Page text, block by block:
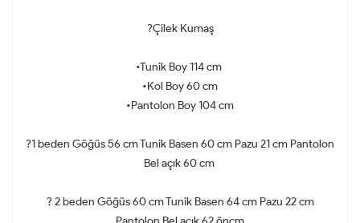
?Çilek Kumaş
•Tunik Boy 114 cm
•Kol Boy 60 cm
•Pantolon Boy 104 cm
?1 beden Göğüs 56 cm Tunik Basen 60 cm Pazu 21 cm Pantolon
Bel açık 60 cm
? 2 beden Göğüs 60 cm Tunik Basen 64 cm Pazu 22 cm